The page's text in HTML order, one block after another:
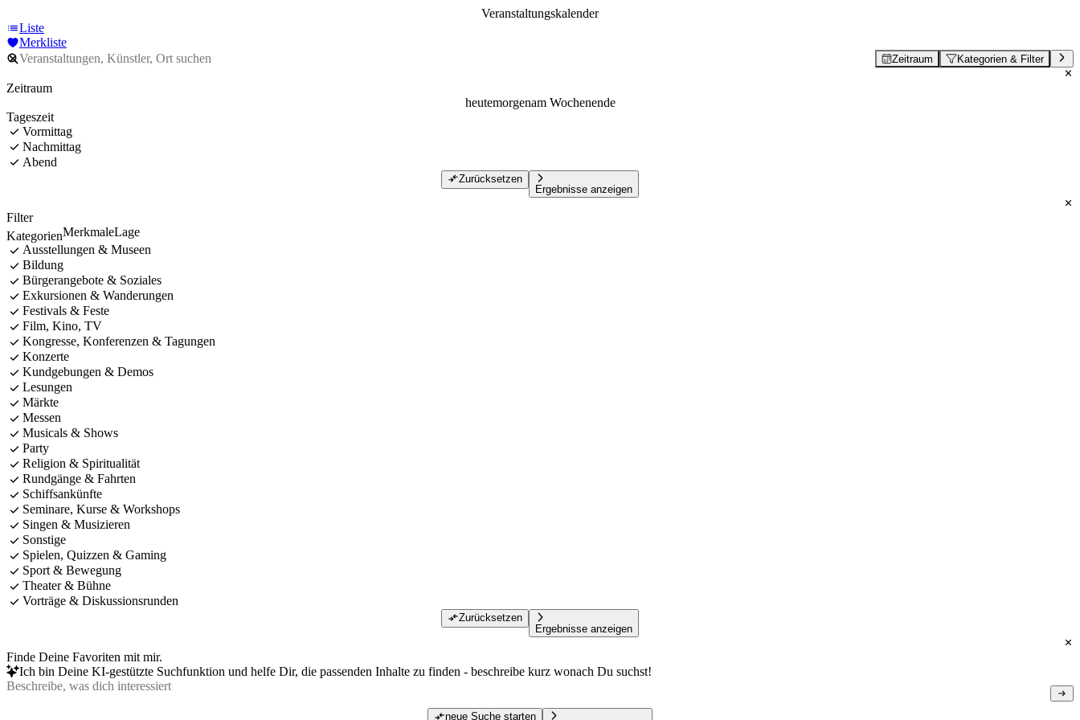
Veranstaltungskalender
Liste
Merkliste
Zeitraum Kategorien & Filter
Zeitraum
heutemorgenam Wochenende
Tageszeit
Vormittag
Nachmittag
Abend
Zurücksetzen
Ergebnisse anzeigen
Filter
KategorienMerkmaleLage
Ausstellungen & Museen
Bildung
Bürgerangebote & Soziales
Exkursionen & Wanderungen
Festivals & Feste
Film, Kino, TV
Kongresse, Konferenzen & Tagungen
Konzerte
Kundgebungen & Demos
Lesungen
Märkte
Messen
Musicals & Shows
Party
Religion & Spiritualität
Rundgänge & Fahrten
Schiffsankünfte
Seminare, Kurse & Workshops
Singen & Musizieren
Sonstige
Spielen, Quizzen & Gaming
Sport & Bewegung
Theater & Bühne
Vorträge & Diskussionsrunden
Zurücksetzen
Ergebnisse anzeigen
Finde Deine Favoriten mit mir.
Ich bin Deine KI-gestützte Suchfunktion und helfe Dir, die passenden Inhalte zu finden - beschreibe kurz wonach Du suchst!
neue Suche starten